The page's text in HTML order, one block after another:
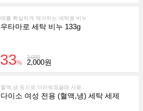
때를 확실하게 제거하는 세탁용 비누
우타마로 세탁 비누 133g
3,000
33% 2,000원
혈액,냉 등으로 더러워졌을때 사용
다이소 여성 전용 (혈액,냉) 세탁 세제